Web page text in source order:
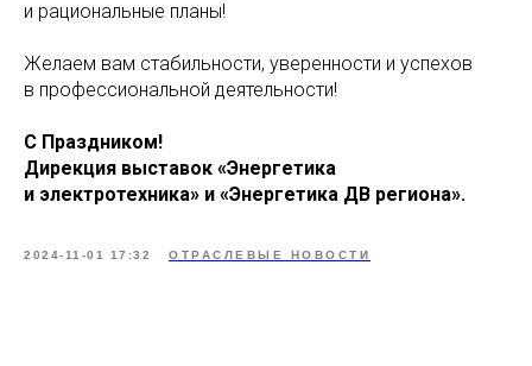
и рациональные планы!
Желаем вам стабильности, уверенности и успехов
в профессиональной деятельности!
С Праздником!
Дирекция выставок «Энергетика
и электротехника» и «Энергетика ДВ региона».
2024-11-01 17:32 ОТРАСЛЕВЫЕ НОВОСТИ